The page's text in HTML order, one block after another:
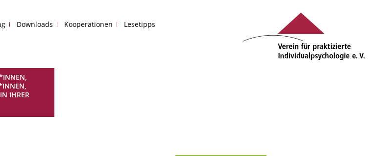
Downloads Kooperationen Lesetipps
IHRER